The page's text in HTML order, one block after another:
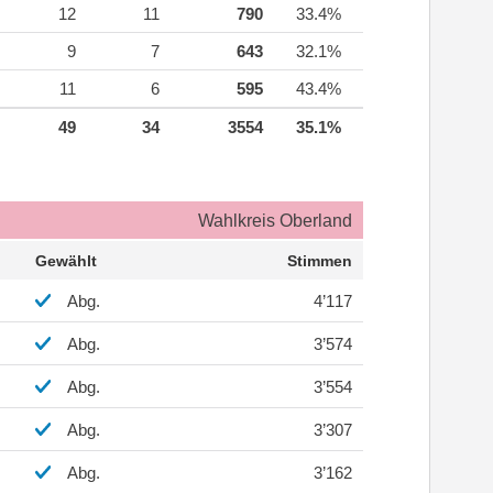
12 11 790
33.4%
9
7 643
32.1%
11
6 595 43.4%
49 34 3554 35.1%
Wahlkreis Oberland
Gewählt Stimmen
Abg. 4’117
Abg. 3’574
Abg. 3’554
Abg. 3’307
Abg. 3’162